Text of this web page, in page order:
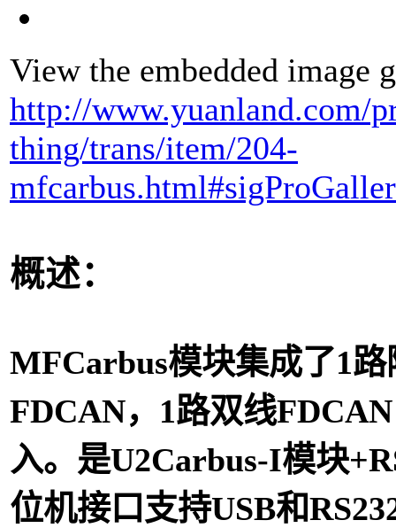
View the embedded image
http://www.yuanland.com/
thing/trans/item/204-
概述：
MFCarbus模块集成了1
FDCAN，1路双线
入。是U2Carbus-I模块
位机接口支持USB和